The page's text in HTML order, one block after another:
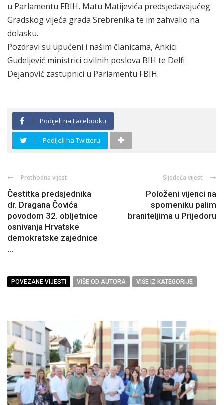
u Parlamentu FBIH, Matu Matijevića predsjedavajućeg
Gradskog vijeća grada Srebrenika te im zahvalio na
dolasku.
Pozdravi su upućeni i našim članicama, Ankici
Gudeljević ministrici civilnih poslova BIH te Delfi
Dejanović zastupnici u Parlamentu FBIH.
Podijeli na Facebooku
Podijeli na Twitteru
Prethodna vijest
Čestitka predsjednika
dr. Dragana Čovića
povodom 32. obljetnice
osnivanja Hrvatske
demokratske zajednice
...
Sljedeća vijest
Položeni vijenci na
spomeniku palim
braniteljima u Prijedoru
POVEZANE VIJESTI VIŠE OD AUTORA VIŠE IZ KATEGORIJE